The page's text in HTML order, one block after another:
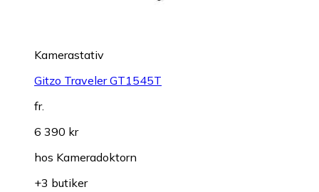
Kamerastativ
Gitzo Traveler GT1545T
fr.
6 390 kr
hos Kameradoktorn
+3 butiker